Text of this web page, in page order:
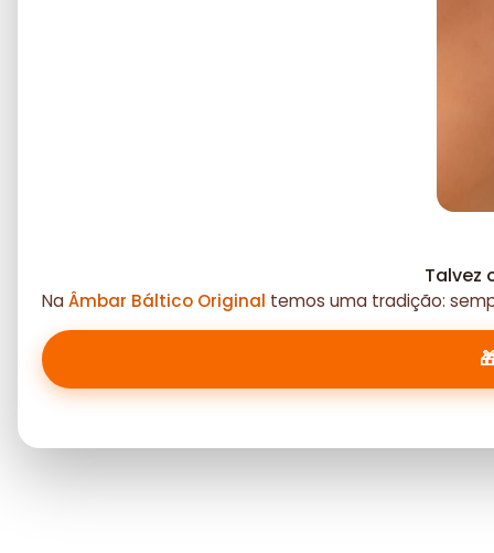
Talvez
NaÂmbar Báltico Original temos uma tradição: